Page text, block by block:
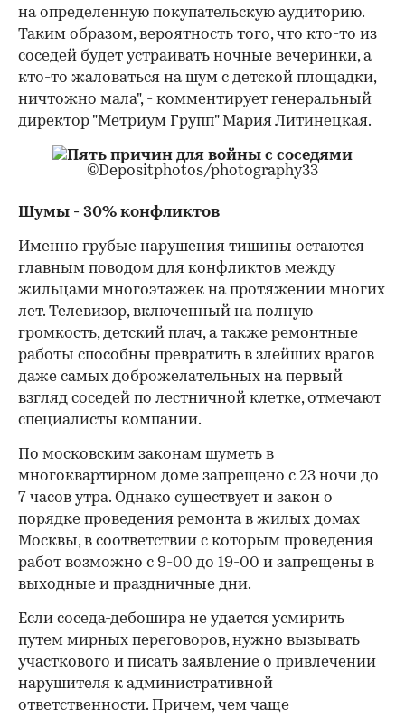
на определенную покупательскую аудиторию.
Таким образом, вероятность того, что кто-то из
соседей будет устраивать ночные вечеринки, а
кто-то жаловаться на шум с детской площадки,
ничтожно мала", - комментирует генеральный
директор "Метриум Групп" Мария Литинецкая.
©Depositphotos/photography33
Шумы - 30% конфликтов
Именно грубые нарушения тишины остаются
главным поводом для конфликтов между
жильцами многоэтажек на протяжении многих
лет. Телевизор, включенный на полную
громкость, детский плач, а также ремонтные
работы способны превратить в злейших врагов
даже самых доброжелательных на первый
взгляд соседей по лестничной клетке, отмечают
специалисты компании.
По московским законам шуметь в
многоквартирном доме запрещено с 23 ночи до
7 часов утра. Однако существует и закон о
порядке проведения ремонта в жилых домах
Москвы, в соответствии с которым проведения
работ возможно с 9-00 до 19-00 и запрещены в
выходные и праздничные дни.
Если соседа-дебошира не удается усмирить
путем мирных переговоров, нужно вызывать
участкового и писать заявление о привлечении
нарушителя к административной
ответственности. Причем, чем чаще